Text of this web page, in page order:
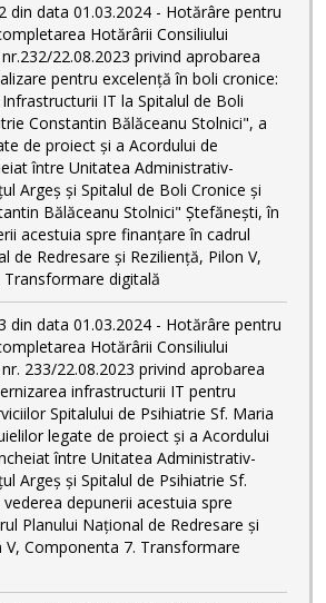
din data 01.03.2024 - Hotărâre pentru
Hotărârii Consiliului
22.08.2023 privind aprobarea
pentru excelență în boli cronice:
IT la Spitalul de Boli
Constantin Bălăceanu Stolnici", a
de proiect și a Acordului de
între Unitatea Administrativ-
Argeș și Spitalul de Boli Cronice și
Bălăceanu Stolnici" Ștefănești, în
acestuia spre finanțare în cadrul
de Redresare și Reziliență, Pilon V,
digitală
din data 01.03.2024 - Hotărâre pentru
Hotărârii Consiliului
233/22.08.2023 privind aprobarea
infrastructurii IT pentru
Spitalului de Psihiatrie Sf. Maria
legate de proiect și a Acordului
între Unitatea Administrativ-
Argeș și Spitalul de Psihiatrie Sf.
depunerii acestuia spre
Planului Național de Redresare și
V, Componenta 7. Transformare